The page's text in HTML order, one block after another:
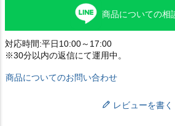
商品についての相
対応時間:平日10:00～17:00
※30分以内の返信にて運用中。
商品についてのお問い合わせ
レビューを書く